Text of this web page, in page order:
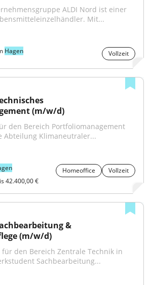
ALDI Nord ist einer
Mit...
Hagen Vollzeit
(m/w/d)
den Bereich Portfoliomanagement
Abteilung Klimaneutraler...
Homeoffice
Vollzeit
42.400,00 €
&
(m/w/d)
für den Bereich Zentrale Technik in
Sachbearbeitung...